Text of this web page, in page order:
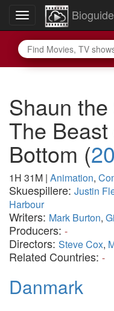
Toggle
navigation
Shaun
The
Bottom (
1H 31M | Animation,
Skuespillere: Justin
Harbour
Writers: Mark Burton,
Producers: -
Directors: Steve Cox,
Related Countries: -
Danmark